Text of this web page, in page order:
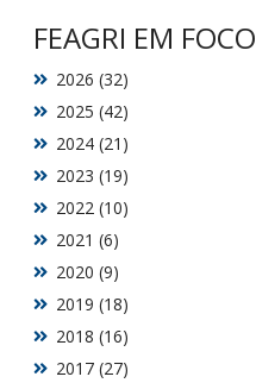
FEAGRI EM FOCO
2017 (27)
2018 (16)
2019 (18)
2020 (9)
2021 (6)
2022 (10)
2023 (19)
2024 (21)
2025 (42)
2026 (32)